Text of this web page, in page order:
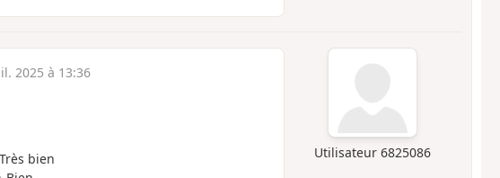
Utilisateur 6825086
2025 à 13:36
bien